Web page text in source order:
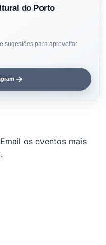
do Porto
sugestões para aproveitar
os eventos mais